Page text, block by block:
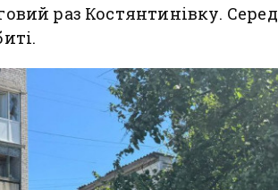
раз Костянтинівку. Серед